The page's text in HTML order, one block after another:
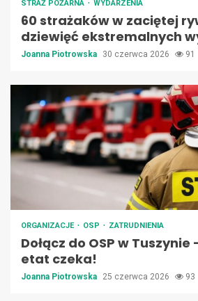
STRAŻ POŻARNA WYDARZENIA
60 strażaków w zaciętej
dziewięć ekstremalnych
Joanna Piotrowska 30 czerwca 2026 91
ORGANIZACJE OSP ZATRUDNIENIA
Dołącz do OSP w
etat czeka!
Joanna Piotrowska 25 czerwca 2026 93